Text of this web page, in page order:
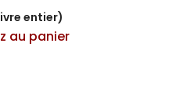
entier)
au panier